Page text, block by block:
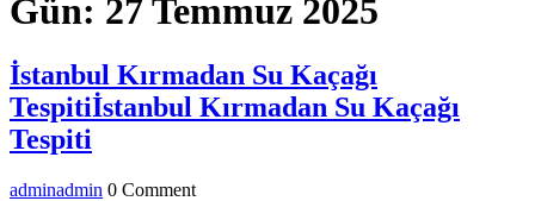
Gün: 27 Temmuz 2025
İstanbul Kırmadan Su Kaçağı
Tespitiİstanbul Kırmadan Su Kaçağı
Tespiti
adminadmin 0 Comment